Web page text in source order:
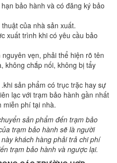
bảo hành và có đăng ký bảo
của nhà sản xuất.
xuất trình khi có yêu cầu bảo
vẹn, phải thể hiện rõ tên
không chắp nối, không bị tẩy
sản phẩm có trục trặc hay sự
lạc với trạm bảo hành gần nhất
miễn phí tại nhà.
sản phẩm đến trạm bảo
trạm bảo hành sẽ là người
khách hàng phải trả chi phí
trạm bảo hành và ngược lại.